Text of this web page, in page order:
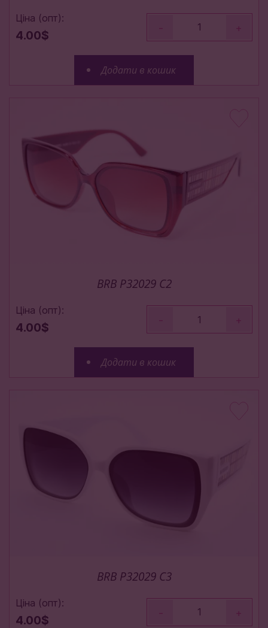
Ціна (опт):
4.00$
- +
Додати в кошик
BRB P32029 C2
Ціна (опт):
4.00$
- +
Додати в кошик
BRB P32029 C3
Ціна (опт):
4.00$
- +